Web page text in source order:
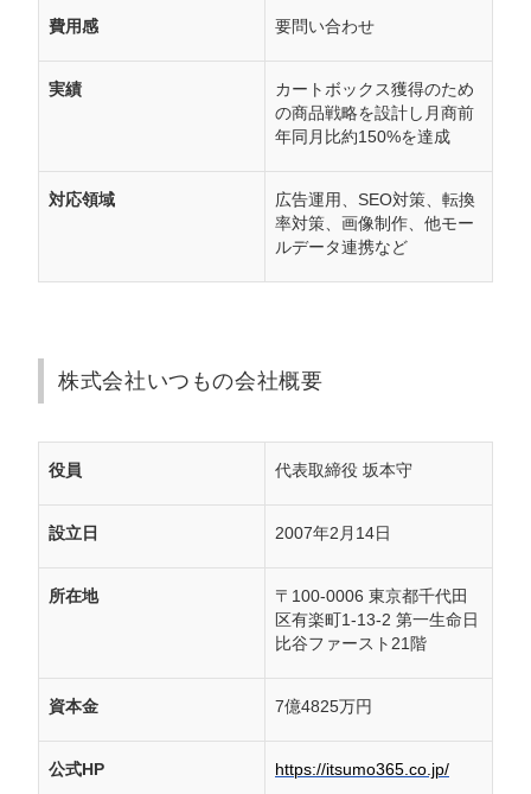
費用感 要問い合わせ
実績
カートボックス獲得のため
の商品戦略を設計し月商前
年同月比約150%を達成
対応領域
広告運用、SEO対策、転換
率対策、画像制作、他モー
ルデータ連携など
株式会社いつもの会社概要
役員 代表取締役 坂本守
設立日 2007年2月14日
所在地
〒100-0006 東京都千代田
区有楽町1-13-2 第一生命日
比谷ファースト21階
資本金 7億4825万円
公式HP https://itsumo365.co.jp/